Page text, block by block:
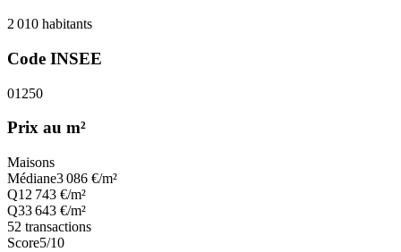
2 010 habitants
Code INSEE
01250
Prix au m²
Maisons
Médiane3 086 €/m²
Q1 2 743 €/m²
Q33 643 €/m²
52 transactions
Score5/10